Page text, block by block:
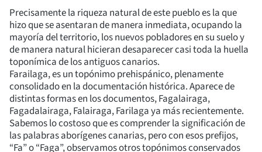
Precisamente la riqueza natural de este pueblo es la que
hizo que se asentaran de manera inmediata, ocupando la
mayoría del territorio, los nuevos pobladores en su suelo y
de manera natural hicieran desaparecer casi toda la huella
toponímica de los antiguos canarios.
Farailaga, es un topónimo prehispánico, plenamente
consolidado en la documentación histórica. Aparece de
distintas formas en los documentos, Fagalairaga,
Fagadalairaga, Falairaga, Farilaga ya más recientemente.
Sabemos lo costoso que es comprender la significación de
las palabras aborígenes canarias, pero con esos prefijos,
“Fa” o “Faga”, observamos otros topónimos conservados